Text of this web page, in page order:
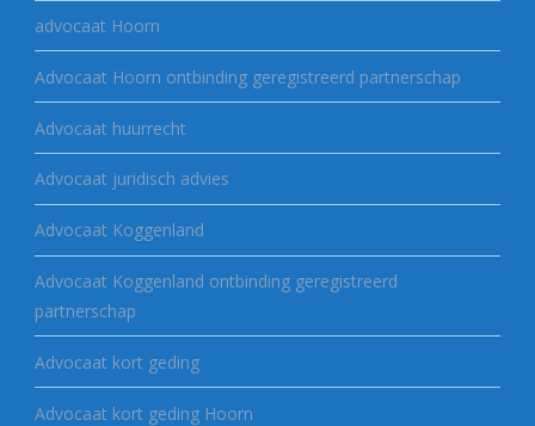
advocaat Hoorn
Advocaat Hoorn ontbinding geregistreerd partnerschap
Advocaat huurrecht
Advocaat juridisch advies
Advocaat Koggenland
Advocaat Koggenland ontbinding geregistreerd
partnerschap
Advocaat kort geding
Advocaat kort geding Hoorn